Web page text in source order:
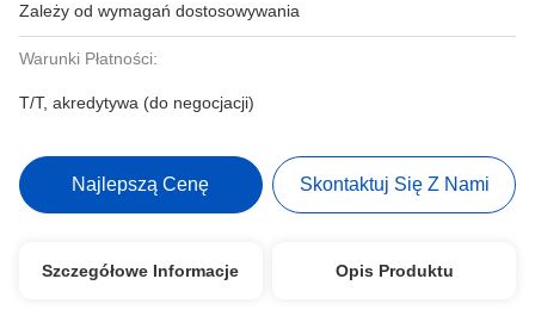
Zależy od wymagań dostosowywania
Warunki Płatności:
T/T, akredytywa (do negocjacji)
Najlepszą Cenę Skontaktuj Się Z Nami
Szczegółowe Informacje Opis Produktu